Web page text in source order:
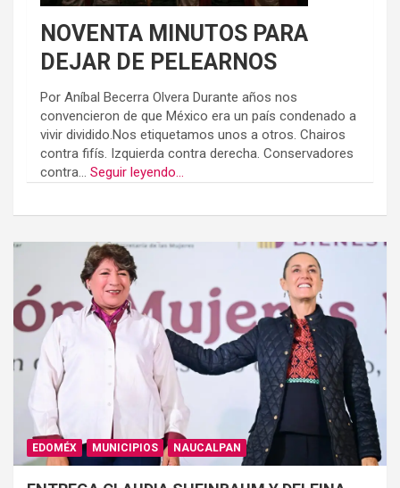
NOVENTA MINUTOS PARA
DEJAR DE PELEARNOS
Por Aníbal Becerra Olvera Durante años nos
convencieron de que México era un país condenado a
vivir dividido.Nos etiquetamos unos a otros. Chairos
contra fifís. Izquierda contra derecha. Conservadores
contra... Seguir leyendo...
EDOMÉX MUNICIPIOS NAUCALPAN